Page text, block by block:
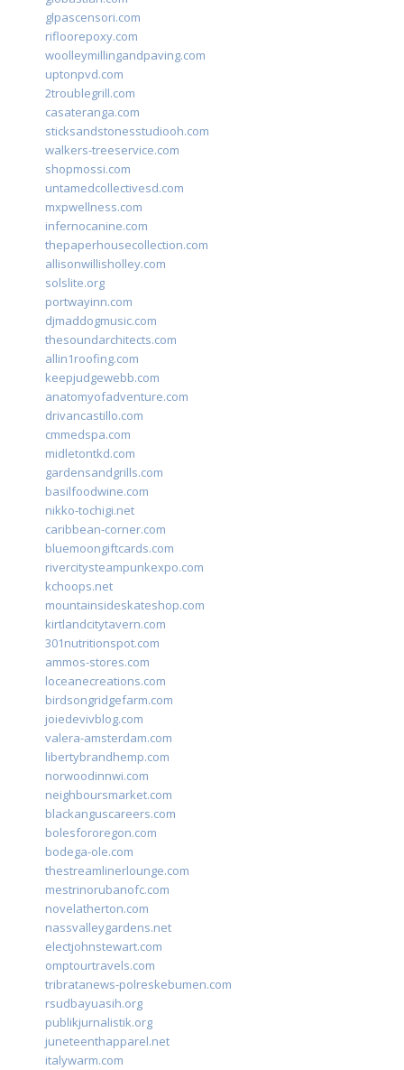
glpascensori.com
rifloorepoxy.com
woolleymillingandpaving.com
uptonpvd.com
2troublegrill.com
casateranga.com
sticksandstonesstudiooh.com
walkers-treeservice.com
shopmossi.com
untamedcollectivesd.com
mxpwellness.com
infernocanine.com
thepaperhousecollection.com
allisonwillisholley.com
solslite.org
portwayinn.com
djmaddogmusic.com
thesoundarchitects.com
allin1roofing.com
keepjudgewebb.com
anatomyofadventure.com
drivancastillo.com
cmmedspa.com
midletontkd.com
gardensandgrills.com
basilfoodwine.com
nikko-tochigi.net
caribbean-corner.com
bluemoongiftcards.com
rivercitysteampunkexpo.com
kchoops.net
mountainsideskateshop.com
kirtlandcitytavern.com
301nutritionspot.com
ammos-stores.com
loceanecreations.com
birdsongridgefarm.com
joiedevivblog.com
valera-amsterdam.com
libertybrandhemp.com
norwoodinnwi.com
neighboursmarket.com
blackanguscareers.com
bolesfororegon.com
bodega-ole.com
thestreamlinerlounge.com
mestrinorubanofc.com
novelatherton.com
nassvalleygardens.net
electjohnstewart.com
omptourtravels.com
tribratanews-polreskebumen.com
rsudbayuasih.org
publikjurnalistik.org
juneteenthapparel.net
italywarm.com